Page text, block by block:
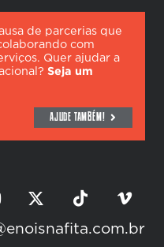
de parcerias que
com
Quer ajudar a
Seja um
AJUDE TAMBÉM!